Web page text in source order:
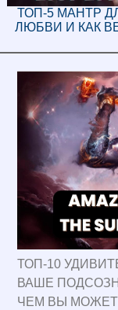
ТОП-5 МАНТР
ЛЮБВИ И КАК
ТОП-10
ВАШЕ
ЧЕМ ВЫ